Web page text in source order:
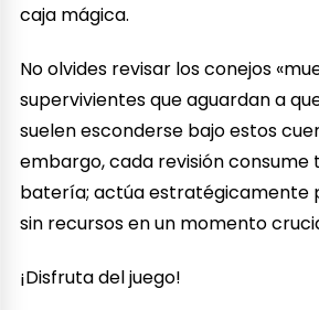
caja mágica.
No olvides revisar los conejos
supervivientes que aguardan a
suelen esconderse bajo estos
embargo, cada revisión
batería; actúa estratégicamente
sin recursos en un momento
¡Disfruta del juego!